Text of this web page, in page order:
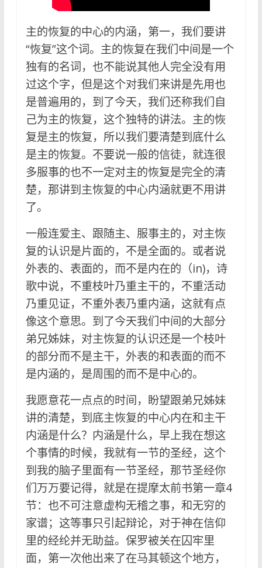
主的恢复的中心的内涵，第一，我们要讲
“恢复”这个词。主的恢复在我们中间是一个
独有的名词，也不能说其他人完全没有用
过这个字，但是这个对我们来讲是先用也
是普遍用的，到了今天，我们还称我们自
己为主的恢复，这个独特的讲法。主的恢
复是主的恢复，所以我们要清楚到底什么
是主的恢复。不要说一般的信徒，就连很
多服事的也不一定对主的恢复是完全的清
楚，那讲到主恢复的中心内涵就更不用讲
了。
一般连爱主、跟随主、服事主的，对主恢
复的认识是片面的，不是全面的。或者说
外表的、表面的，而不是内在的（in)，诗
歌中说，不重枝叶乃重主干的，不重活动
乃重见证，不重外表乃重内涵，这就有点
像这个意思。到了今天我们中间的大部分
弟兄姊妹，对主恢复的认识还是一个枝叶
的部分而不是主干，外表的和表面的而不
是内涵的，是周围的而不是中心的。
我愿意花一点点的时间，盼望跟弟兄姊妹
讲的清楚，到底主恢复的中心内在和主干
内涵是什么？内涵是什么，早上我在想这
个事情的时候，我就有一节的圣经，这个
到我的脑子里面有一节圣经，那节圣经你
们万万要记得，就是在提摩太前书第一章4
节：也不可注意虚构无稽之事，和无穷的
家谱；这等事只引起辩论，对于神在信仰
里的经纶并无助益。保罗被关在囚牢里
面，第一次他出来了在马其顿这个地方，